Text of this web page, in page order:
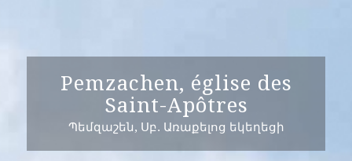
Pemzachen, église des
Saint-Apôtres
Պեմզաշեն, Սբ. Առաքելոց եկեղեցի